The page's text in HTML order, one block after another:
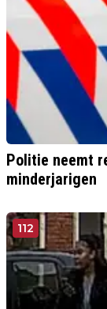
Politie neemt
minderjarigen
112